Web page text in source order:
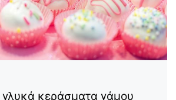
γλυκά κεράσματα γάμου